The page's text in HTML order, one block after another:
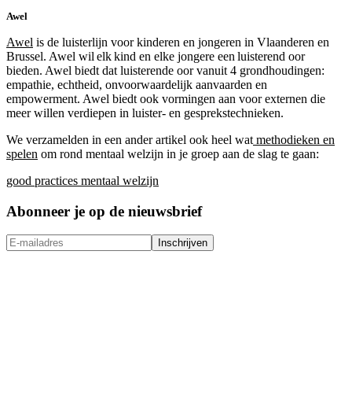
Awel
Awel is de luisterlijn voor kinderen en jongeren in Vlaanderen en
Brussel. Awel wil elk kind en elke jongere een luisterend oor
bieden. Awel biedt dat luisterende oor vanuit 4 grondhoudingen:
empathie, echtheid, onvoorwaardelijk aanvaarden en
empowerment. Awel biedt ook vormingen aan voor externen die
meer willen verdiepen in luister- en gesprekstechnieken.
We verzamelden in een ander artikel ook heel wat methodieken en
spelen om rond mentaal welzijn in je groep aan de slag te gaan:
good practices mentaal welzijn
Abonneer je op de nieuwsbrief
Inschrijven